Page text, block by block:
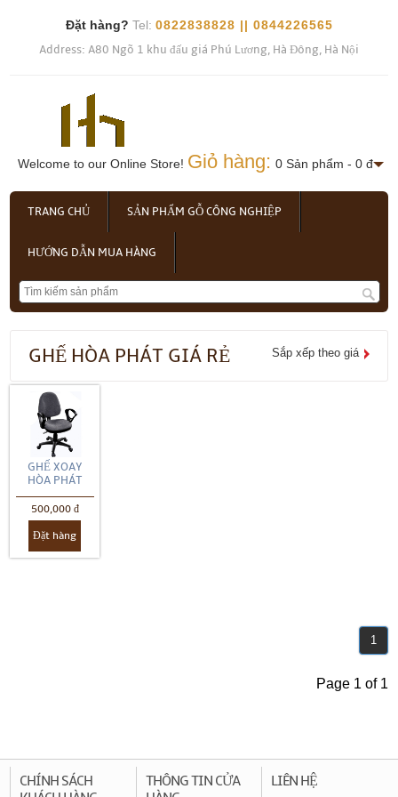
Đặt hàng? Tel: 0822838828 || 0844226565
Address: A80 Ngõ 1 khu đấu giá Phú Lương, Hà Đông, Hà Nội
Welcome to our Online Store! Giỏ hàng: 0 Sản phẩm - 0 đ
TRANG CHỦ SẢN PHẨM GỖ CÔNG NGHIỆP
HƯỚNG DẪN MUA HÀNG
GHẾ HÒA PHÁT GIÁ RẺ Sắp xếp theo giá
GHẾ XOAY
HÒA PHÁT
500,000 đ
Đặt hàng
1
Page 1 of 1
CHÍNH SÁCH
THÔNG TIN CỬA
LIÊN HỆ